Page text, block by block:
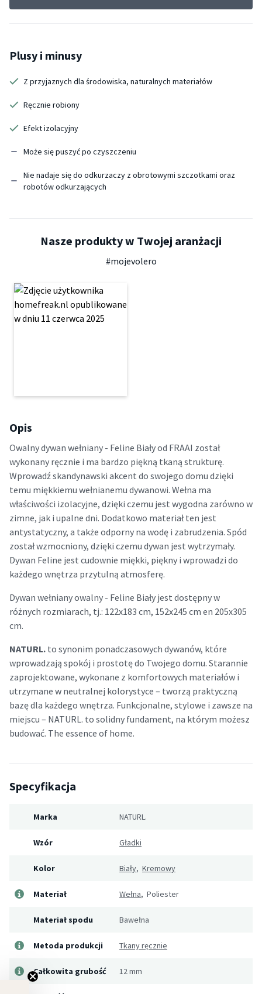
Plusy i minusy
Z przyjaznych dla środowiska, naturalnych materiałów
Ręcznie robiony
Efekt izolacyjny
Może się puszyć po czyszczeniu
Nie nadaje się do odkurzaczy z obrotowymi szczotkami oraz
robotów odkurzających
Nasze produkty w Twojej aranżacji
#mojevolero
Opis
Owalny dywan wełniany - Feline Biały od FRAAI został
wykonany ręcznie i ma bardzo piękną tkaną strukturę.
Wprowadź skandynawski akcent do swojego domu dzięki
temu miękkiemu wełnianemu dywanowi. Wełna ma
właściwości izolacyjne, dzięki czemu jest wygodna zarówno w
zimne, jak i upalne dni. Dodatkowo materiał ten jest
antystatyczny, a także odporny na wodę i zabrudzenia. Spód
został wzmocniony, dzięki czemu dywan jest wytrzymały.
Dywan Feline jest cudownie miękki, piękny i wprowadzi do
każdego wnętrza przytulną atmosferę.
Dywan wełniany owalny - Feline Biały jest dostępny w
różnych rozmiarach, tj.: 122x183 cm, 152x245 cm en 205x305
cm.
NATURL. to synonim ponadczasowych dywanów, które
wprowadzają spokój i prostotę do Twojego domu. Starannie
zaprojektowane, wykonane z komfortowych materiałów i
utrzymane w neutralnej kolorystyce – tworzą praktyczną
bazę dla każdego wnętrza. Funkcjonalne, stylowe i zawsze na
miejscu – NATURL. to solidny fundament, na którym możesz
budować. The essence of home.
Specyfikacja
Marka NATURL.
Wzór Gładki
Kolor Biały, Kremowy
Materiał Wełna, Poliester
Materiał spodu Bawełna
Metoda produkcji Tkany ręcznie
Całkowita grubość 12 mm